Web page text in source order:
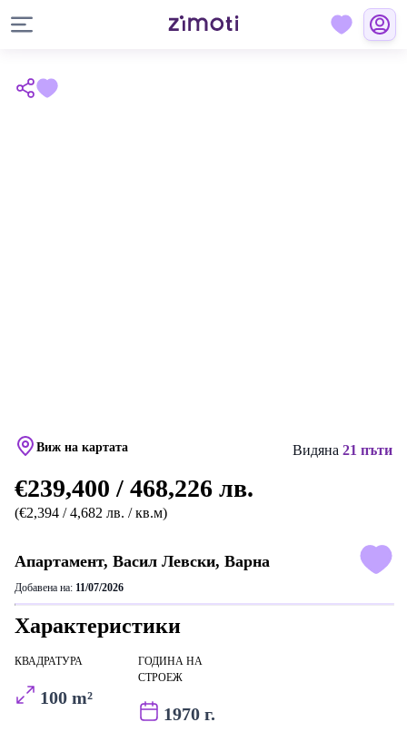
Виж на картата Видяна 21 пъти
€239,400 / 468,226 лв.
(€2,394 / 4,682 лв. / кв.м)
Апартамент, Васил Левски, Варна
Добавена на: 11/07/2026
Характеристики
КВАДРАТУРА
100 m²
ГОДИНА НА
СТРОЕЖ
1970 г.